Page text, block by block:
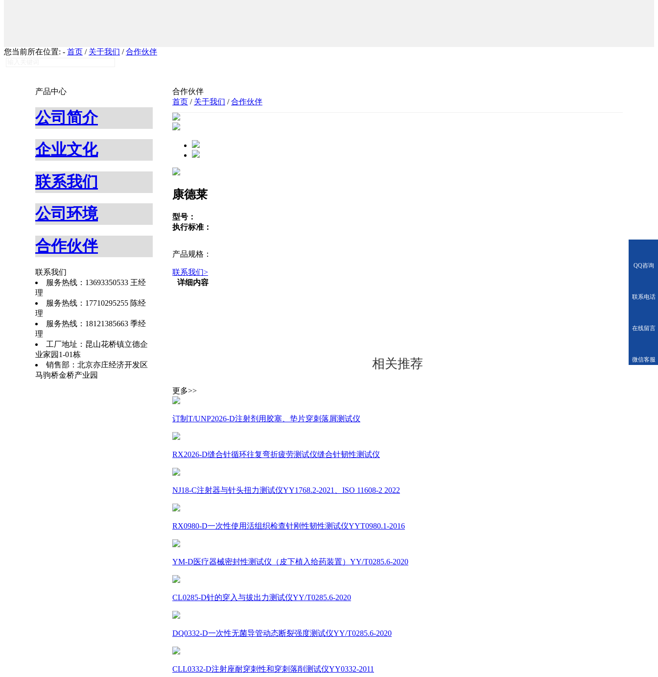
您当前所在位置: - 首页 / 关于我们 /合作伙伴
产品中心
公司简介
企业文化
联系我们
公司环境
合作伙伴
联系我们
服务热线：13693350533 王经
理
服务热线：17710295255 陈经
理
服务热线：18121385663 季经
理
工厂地址：昆山花桥镇立德企
业家园1-01栋
销售部：北京亦庄经济开发区
马驹桥金桥产业园
合作伙伴
首页 / 关于我们 /合作伙伴
康德莱
型号：
执行标准：
产品规格：
联系我们>
详细内容
相关推荐
更多>>
订制T/UNP2026-D注射剂用胶塞、垫片穿刺落屑测试仪
RX2026-D缝合针循环往复弯折疲劳测试仪缝合针韧性测试仪
NJ18-C注射器与针头扭力测试仪YY1768.2-2021、ISO 11608-2 2022
RX0980-D一次性使用活组织检查针刚性韧性测试仪YYT0980.1-2016
YM-D医疗器械密封性测试仪（皮下植入给药装置）YY/T0285.6-2020
CL0285-D针的穿入与拔出力测试仪YY/T0285.6-2020
DQ0332-D一次性无菌导管动态断裂强度测试仪YY/T0285.6-2020
CLL0332-D注射座耐穿刺性和穿刺落削测试仪YY0332-2011
QQ咨询
联系电话
在线留言
微信客服